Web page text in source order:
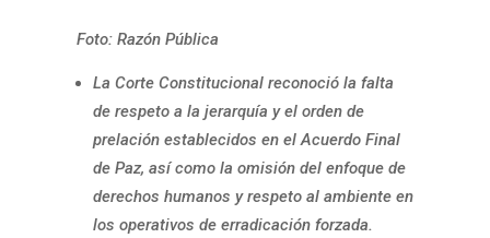
Foto: Razón Pública
La Corte Constitucional reconoció la falta
de respeto a la jerarquía y el orden de
prelación establecidos en el Acuerdo Final
de Paz, así como la omisión del enfoque de
derechos humanos y respeto al ambiente en
los operativos de erradicación forzada.